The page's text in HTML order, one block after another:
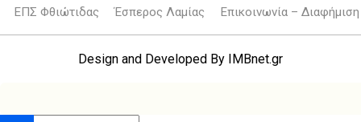
ΕΠΣ Φθιώτιδας
Έσπερος Λαμίας Επικοινωνία – Διαφήμιση
Design and Developed By IMBnet.gr